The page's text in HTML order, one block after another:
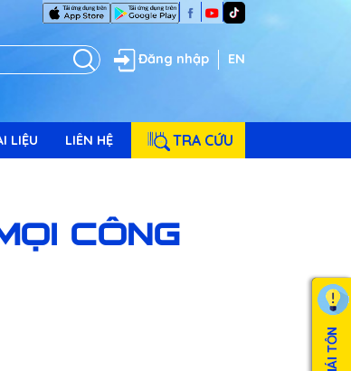
Đăng nhập EN
LIỆU LIÊN HỆ TRA CỨU
CÔNG